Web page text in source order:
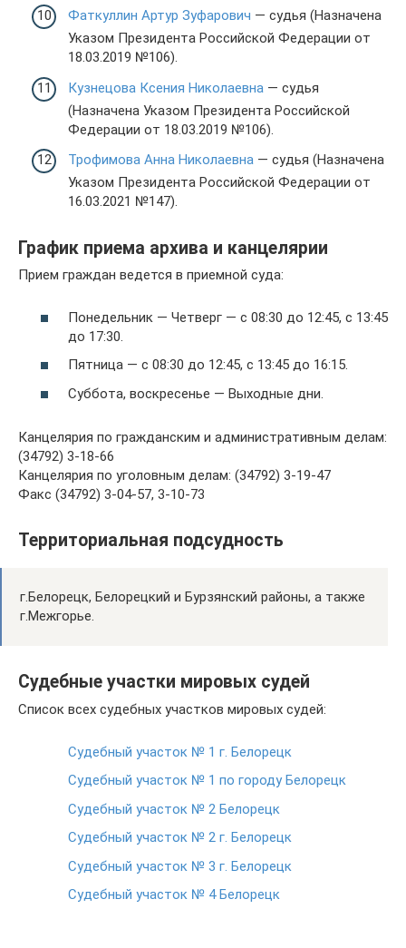
Фаткуллин Артур Зуфарович — судья (Назначена
Указом Президента Российской Федерации от
18.03.2019 №106).
Кузнецова Ксения Николаевна — судья
(Назначена Указом Президента Российской
Федерации от 18.03.2019 №106).
Трофимова Анна Николаевна — судья (Назначена
Указом Президента Российской Федерации от
16.03.2021 №147).
График приема архива и канцелярии
Прием граждан ведется в приемной суда:
Понедельник — Четверг — с 08:30 до 12:45, с 13:45
до 17:30.
Пятница — с 08:30 до 12:45, с 13:45 до 16:15.
Суббота, воскресенье — Выходные дни.
Канцелярия по гражданским и административным делам:
(34792) 3-18-66
Канцелярия по уголовным делам: (34792) 3-19-47
Факс (34792) 3-04-57, 3-10-73
Территориальная подсудность
г.Белорецк, Белорецкий и Бурзянский районы, а также
г.Межгорье.
Судебные участки мировых судей
Список всех судебных участков мировых судей:
Судебный участок № 1 г. Белорецк
Судебный участок № 1 по городу Белорецк
Судебный участок № 2 Белорецк
Судебный участок № 2 г. Белорецк
Судебный участок № 3 г. Белорецк
Судебный участок № 4 Белорецк